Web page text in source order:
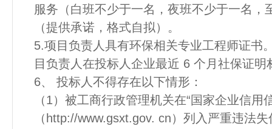
服务（白班不少于一名，夜班不少于一名，
（提供承诺，格式自拟）。
5.项目负责人具有环保相关专业工程师证书
目负责人在投标人企业最近 6 个月社保证明
6、 投标人不得存在以下情形：
（1）被工商行政管理机关在“国家企业信用
（http://www.gsxt.gov. cn）列入严重违法